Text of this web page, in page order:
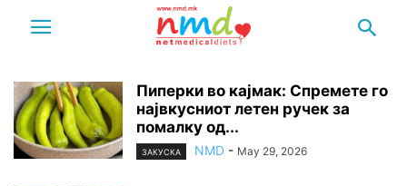
Пиперки во кајмак: Спремете го
највкусниот летен ручек за
помалку од...
ЗАКУСКА NMD - May 29, 2026